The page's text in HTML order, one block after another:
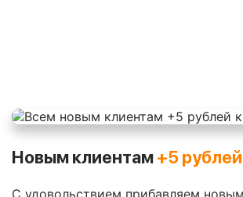
Новым клиентам+5 рублей
С удовольствием прибавляем